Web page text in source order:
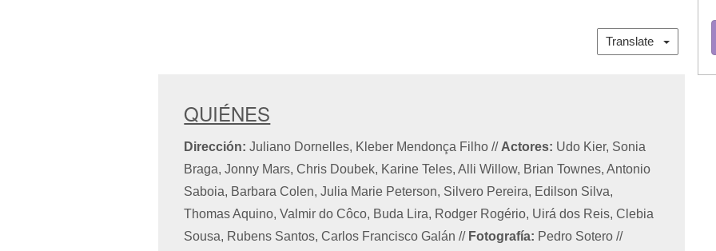
Translate
QUIÉNES
Dirección: Juliano Dornelles, Kleber Mendonça Filho// Actores: Udo Kier, Sonia
Braga, Jonny Mars, Chris Doubek, Karine Teles, Alli Willow, Brian Townes, Antonio
Saboia, Barbara Colen, Julia Marie Peterson, Silvero Pereira, Edilson Silva,
Thomas Aquino, Valmir do Côco, Buda Lira, Rodger Rogério, Uirá dos Reis, Clebia
Sousa, Rubens Santos, Carlos Francisco Galán// Fotografía: Pedro Sotero//